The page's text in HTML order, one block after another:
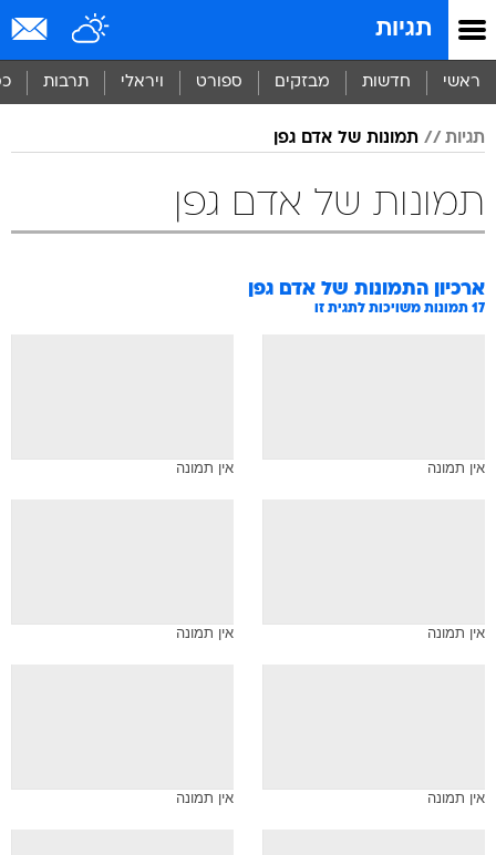
תגיות
ראשי חדשות מבזקים ספורט ויראלי תרבות
תגיות תמונות של אדם גפן
תמונות של אדם גפן
ארכיון התמונות של אדם גפן
17 תמונות משויכות לתגית זו
אין תמונה אין תמונה
אין תמונה אין תמונה
אין תמונה אין תמונה